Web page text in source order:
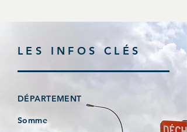
LES INFOS CLÉS
DÉPARTEMENT
Somme